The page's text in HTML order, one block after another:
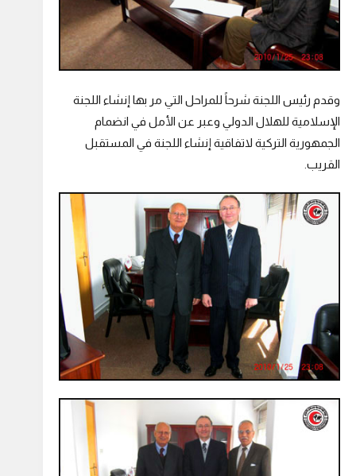
وقدم رئيس اللجنة شرحاً للمراحل التي مر بها إنشاء اللجنة
الإسلامية للهلال الدولي وعبر عن الأمل في انضمام
الجمهورية التركية لاتفاقية إنشاء اللجنة في المستقبل
القريب.